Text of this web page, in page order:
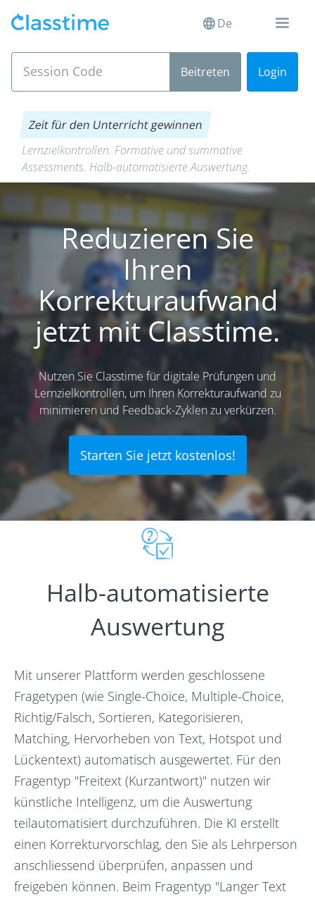
De
Login
Zeit für den Unterricht gewinnen
Lernzielkontrollen. Formative und summative
Assessments. Halb-automatisierte Auswertung.
Reduzieren Sie
Ihren
Korrekturaufwand
jetzt mit Classtime.
Nutzen Sie Classtime für digitale Prüfungen und
Lernzielkontrollen, um Ihren Korrekturaufwand zu
minimieren und Feedback-Zyklen zu verkürzen.
Starten Sie jetzt kostenlos!
Halb-automatisierte
Auswertung
Mit unserer Plattform werden geschlossene
Fragetypen (wie Single-Choice, Multiple-Choice,
Richtig/Falsch, Sortieren, Kategorisieren,
Matching, Hervorheben von Text, Hotspot und
Lückentext) automatisch ausgewertet. Für den
Fragentyp "Freitext (Kurzantwort)" nutzen wir
künstliche Intelligenz, um die Auswertung
teilautomatisiert durchzuführen. Die KI erstellt
einen Korrekturvorschlag, den Sie als Lehrperson
anschliessend überprüfen, anpassen und
freigeben können. Beim Fragentyp "Langer Text